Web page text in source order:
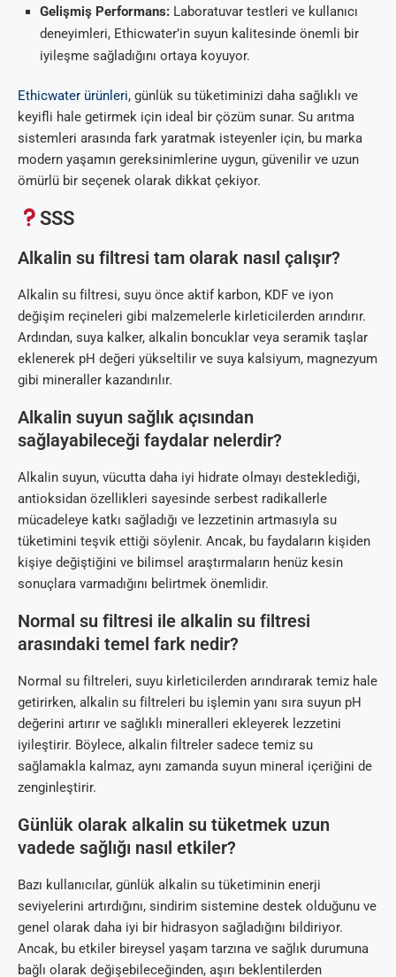
Gelişmiş Performans: Laboratuvar testleri ve kullanıcı
deneyimleri, Ethicwater’in suyun kalitesinde önemli bir
iyileşme sağladığını ortaya koyuyor.
Ethicwater ürünleri, günlük su tüketiminizi daha sağlıklı ve
keyifli hale getirmek için ideal bir çözüm sunar. Su arıtma
sistemleri arasında fark yaratmak isteyenler için, bu marka
modern yaşamın gereksinimlerine uygun, güvenilir ve uzun
ömürlü bir seçenek olarak dikkat çekiyor.
SSS
Alkalin su filtresi tam olarak nasıl çalışır?
Alkalin su filtresi, suyu önce aktif karbon, KDF ve iyon
değişim reçineleri gibi malzemelerle kirleticilerden arındırır.
Ardından, suya kalker, alkalin boncuklar veya seramik taşlar
eklenerek pH değeri yükseltilir ve suya kalsiyum, magnezyum
gibi mineraller kazandırılır.
Alkalin suyun sağlık açısından
sağlayabileceği faydalar nelerdir?
Alkalin suyun, vücutta daha iyi hidrate olmayı desteklediği,
antioksidan özellikleri sayesinde serbest radikallerle
mücadeleye katkı sağladığı ve lezzetinin artmasıyla su
tüketimini teşvik ettiği söylenir. Ancak, bu faydaların kişiden
kişiye değiştiğini ve bilimsel araştırmaların henüz kesin
sonuçlara varmadığını belirtmek önemlidir.
Normal su filtresi ile alkalin su filtresi
arasındaki temel fark nedir?
Normal su filtreleri, suyu kirleticilerden arındırarak temiz hale
getirirken, alkalin su filtreleri bu işlemin yanı sıra suyun pH
değerini artırır ve sağlıklı mineralleri ekleyerek lezzetini
iyileştirir. Böylece, alkalin filtreler sadece temiz su
sağlamakla kalmaz, aynı zamanda suyun mineral içeriğini de
zenginleştirir.
Günlük olarak alkalin su tüketmek uzun
vadede sağlığı nasıl etkiler?
Bazı kullanıcılar, günlük alkalin su tüketiminin enerji
seviyelerini artırdığını, sindirim sistemine destek olduğunu ve
genel olarak daha iyi bir hidrasyon sağladığını bildiriyor.
Ancak, bu etkiler bireysel yaşam tarzına ve sağlık durumuna
bağlı olarak değişebileceğinden, aşırı beklentilerden